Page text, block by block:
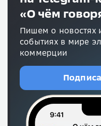
«О чём
Пишем о новостях
событиях в мире
коммерции